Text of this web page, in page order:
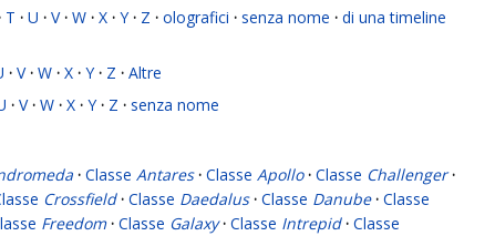
T · U · V · W · X · Y · Z · olografici · senza nome · di una timeline
· V · W · X · Y · Z · Altre
· V · W · X · Y · Z · senza nome
· Classe Antares · Classe Apollo · Classe Challenger ·
Crossfield · Classe Daedalus · Classe Danube · Classe
Freedom · Classe Galaxy · Classe Intrepid · Classe